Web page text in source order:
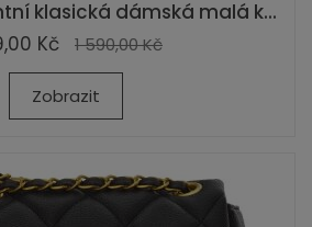
klasická dámská malá k...
Kč
1 590,00 Kč
Zobrazit